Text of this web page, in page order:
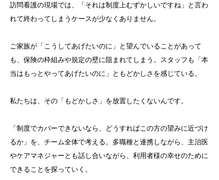
訪問看護の現場では、「それは制度上むずかしいですね」と言わ
れて終わってしまうケースが少なくありません。
ご家族が「こうしてあげたいのに」と望んでいることがあって
も、保険の枠組みや規定の壁に阻まれてしまう。スタッフも「本
当はもっとやってあげたいのに」ともどかしさを感じている。
私たちは、その「もどかしさ」を放置したくないんです。
「制度でカバーできないなら、どうすればこの方の望みに近づけ
るか」を、チーム全体で考える。多職種と連携しながら、主治医
やケアマネジャーとも話し合いながら、利用者様の幸せのために
できることを探っていく。